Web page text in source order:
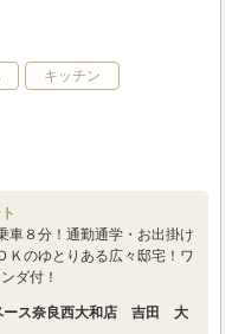
キッチン
車８分！通勤通学・お出掛け
Ｋのゆとりある広々邸宅！ワ
ダ付！
ース奈良西大和店 吉田 大